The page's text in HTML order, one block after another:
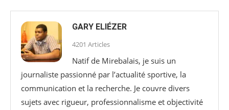
GARY ELIÉZER
4201 Articles
Natif de Mirebalais, je suis un
journaliste passionné par l’actualité sportive, la
communication et la recherche. Je couvre divers
sujets avec rigueur, professionnalisme et objectivité